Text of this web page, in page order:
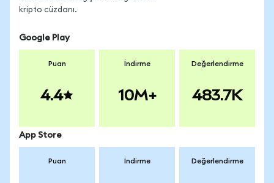
kripto cüzdanı.
Google Play
Puan
4.4
İndirme
10M+
Değerlendirme
483.7K
App Store
Puan İndirme Değerlendirme